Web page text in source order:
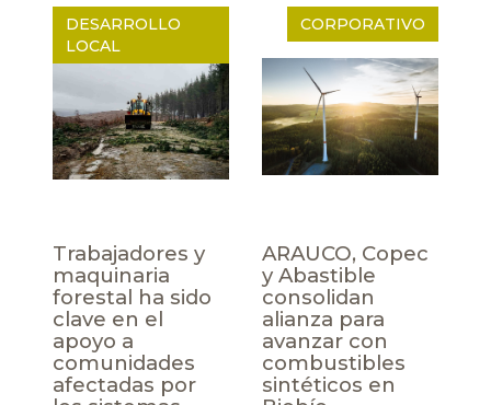
DESARROLLO
LOCAL
Trabajadores y
maquinaria
forestal ha sido
clave en el
apoyo a
comunidades
afectadas por
CORPORATIVO
ARAUCO, Copec
y Abastible
consolidan
alianza para
avanzar con
combustibles
sintéticos en